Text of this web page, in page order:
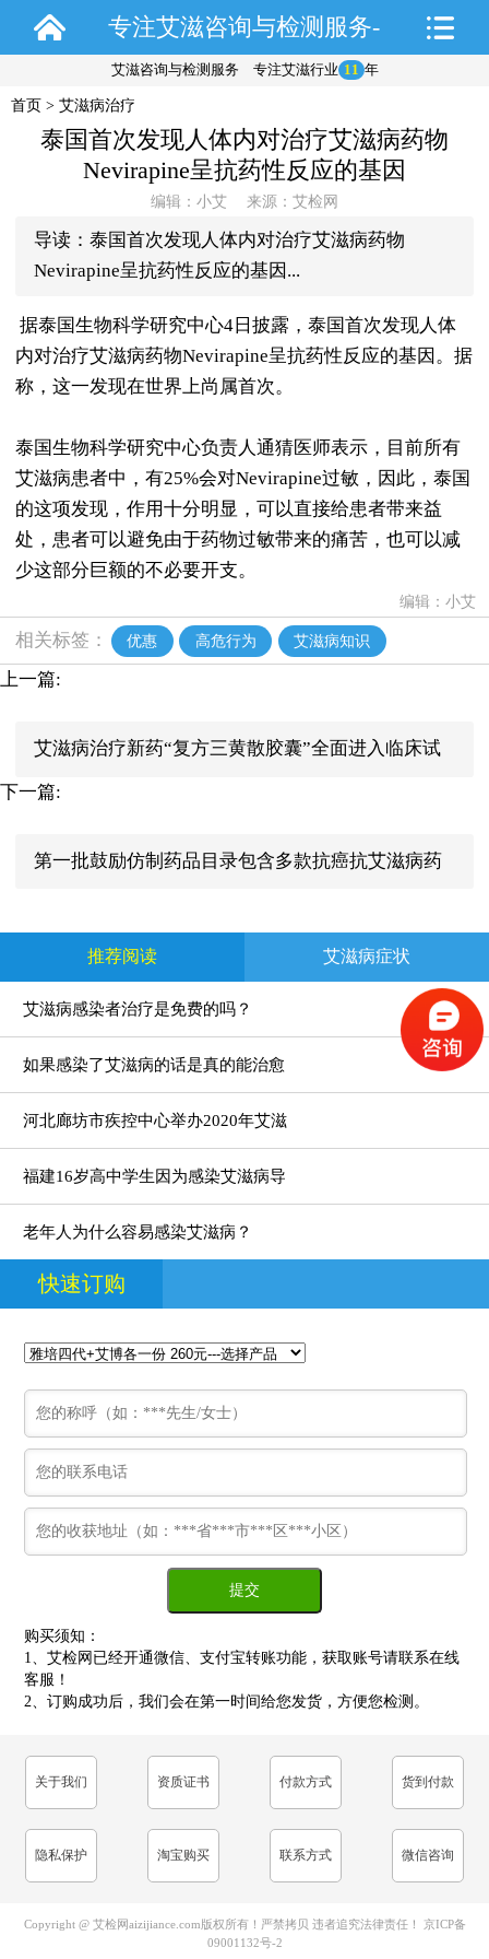
专注艾滋咨询与检测服务-
艾检网
艾滋咨询与检测服务 专注艾滋行业 11 年
首页 > 艾滋病治疗
泰国首次发现人体内对治疗艾滋病药物
Nevirapine呈抗药性反应的基因
编辑：小艾 来源：艾检网
导读：泰国首次发现人体内对治疗艾滋病药物
Nevirapine呈抗药性反应的基因...
据泰国生物科学研究中心4日披露，泰国首次发现人体
内对治疗艾滋病药物Nevirapine呈抗药性反应的基因。据
称，这一发现在世界上尚属首次。
泰国生物科学研究中心负责人通猜医师表示，目前所有
艾滋病患者中，有25%会对Nevirapine过敏，因此，泰国
的这项发现，作用十分明显，可以直接给患者带来益
处，患者可以避免由于药物过敏带来的痛苦，也可以减
少这部分巨额的不必要开支。
编辑：小艾
相关标签： 优惠 高危行为 艾滋病知识
上一篇:
艾滋病治疗新药“复方三黄散胶囊”全面进入临床试
验阶段
下一篇:
第一批鼓励仿制药品目录包含多款抗癌抗艾滋病药
推荐阅读 艾滋病症状
艾滋病感染者治疗是免费的吗？
如果感染了艾滋病的话是真的能治愈
河北廊坊市疾控中心举办2020年艾滋
福建16岁高中学生因为感染艾滋病导
老年人为什么容易感染艾滋病？
快速订购
购买须知：
1、艾检网已经开通微信、支付宝转账功能，获取账号请联系在线
客服！
2、订购成功后，我们会在第一时间给您发货，方便您检测。
关于我们 资质证书 付款方式 货到付款
隐私保护 淘宝购买 联系方式 微信咨询
Copyright @ 艾检网aizijiance.com版权所有！严禁拷贝 违者追究法律责任！
京ICP备
09001132号-2